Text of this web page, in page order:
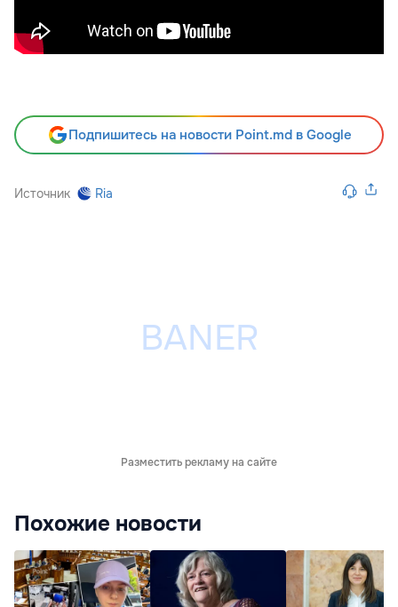
Подпишитесь на новости Point.md в Google
Источник Ria
Разместить рекламу на сайте
Похожие новости